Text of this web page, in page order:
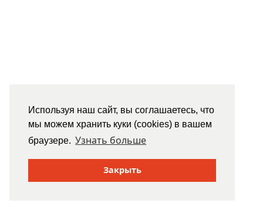
Используя наш сайт, вы соглашаетесь, что
мы можем хранить куки (cookies) в вашем
браузере. Узнать больше
Закрыть